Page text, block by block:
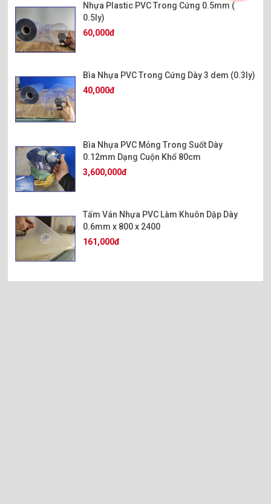
Nhựa Plastic PVC Trong Cứng 0.5mm (
0.5ly)
60,000đ
Bìa Nhựa PVC Trong Cứng Dày 3 dem (0.3ly)
40,000đ
Bìa Nhựa PVC Mỏng Trong Suốt Dày
0.12mm Dạng Cuộn Khổ 80cm
3,600,000đ
Tấm Ván Nhựa PVC Làm Khuôn Dập Dày
0.6mm x 800 x 2400
161,000đ